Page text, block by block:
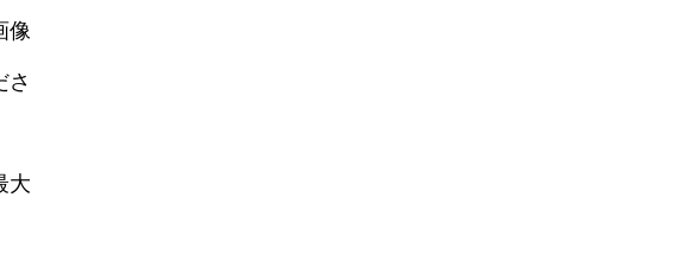
像
さ
大